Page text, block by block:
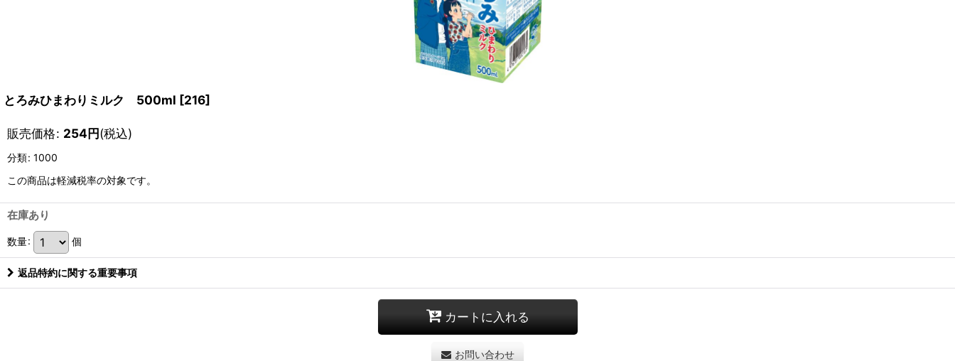
とろみひまわりミルク 500ml [216]
販売価格: 254円(税込)
分類: 1000
この商品は軽減税率の対象です。
在庫あり
数量: 個
返品特約に関する重要事項
カートに入れる
お問い合わせ